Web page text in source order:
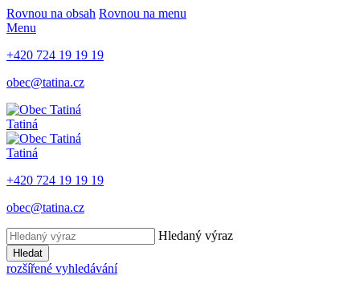
Rovnou na obsah Rovnou na menu
Menu
+420 724 19 19 19
obec@tatina.cz
Tatiná
Tatiná
+420 724 19 19 19
obec@tatina.cz
Hledaný výraz
Hledat
rozšířené vyhledávání